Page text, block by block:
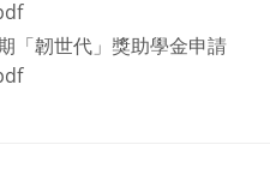
「韌世代」獎助學金申請